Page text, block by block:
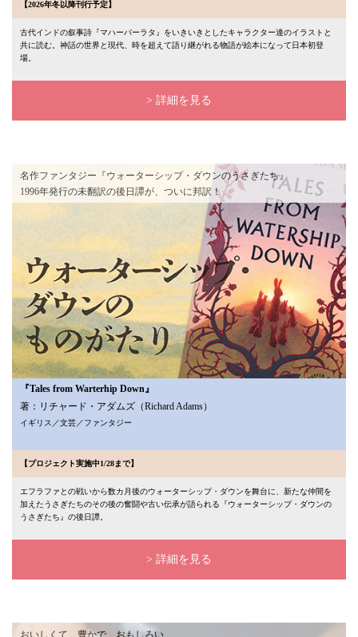
【2026年冬以降刊行予定】
古代インドの叙事詩『マハーバーラタ』をいきいきとしたキャラクター達のイラストと
共に読む。神話の世界と現代、時を超えて語り継がれる物語が絵本になって日本初登
場。
> 詳細を見る
名作ファンタジー『ウォーターシップ・ダウンのうさぎたち』
1996年発行の未翻訳の後日譚が、ついに邦訳！
『Tales from Warterhip Down』
著：リチャード・アダムズ（Richard Adams）
イギリス／文芸／ファンタジー
【プロジェクト実施中1/28まで】
エフラファとの戦いから数カ月後のウォーターシップ・ダウンを舞台に、新たな仲間を
加えたうさぎたちのその後の奮闘や古い伝承が語られる『ウォーターシップ・ダウンの
うさぎたち』の後日譚。
> 詳細を見る